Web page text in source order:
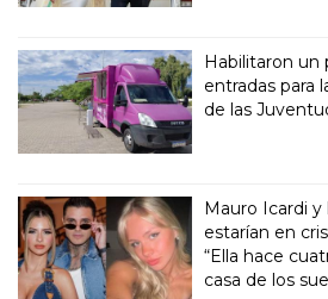
Habilitaron
entradas para
de las
Mauro Icardi y
estarían en
“Ella hace
casa de los